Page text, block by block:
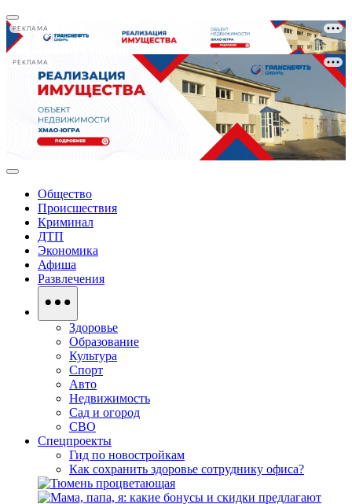
РЕКЛАМА
РЕКЛАМА
Общество
Происшествия
Криминал
ДТП
Экономика
Афиша
Развлечения
Здоровье
Образование
Культура
Спорт
Авто
Недвижимость
Сад и огород
СВО
Спецпроекты
Гид по новостройкам
Как сохранить здоровье сотруднику офиса?